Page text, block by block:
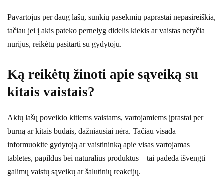
Pavartojus per daug lašų, sunkių pasekmių paprastai nepasireiškia,
tačiau jei į akis pateko pernelyg didelis kiekis ar vaistas netyčia
nurijus, reikėtų pasitarti su gydytoju.
Ką reikėtų žinoti apie sąveiką su
kitais vaistais?
Akių lašų poveikio kitiems vaistams, vartojamiems įprastai per
burną ar kitais būdais, dažniausiai nėra. Tačiau visada
informuokite gydytoją ar vaistininką apie visas vartojamas
tabletes, papildus bei natūralius produktus – tai padeda išvengti
galimų vaistų sąveikų ar šalutinių reakcijų.